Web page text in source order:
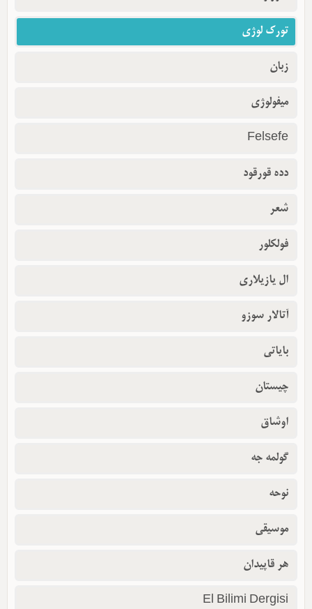
تورک لوژی
زبان
میفولوژی
Felsefe
دده قورقود
شعر
فولکلور
ال یازیلاری
آتالار سوزو
بایاتی
چیستان
اوشاق
گولمه جه
نوحه
موسیقی
هر قاپیدان
El Bilimi Dergisi